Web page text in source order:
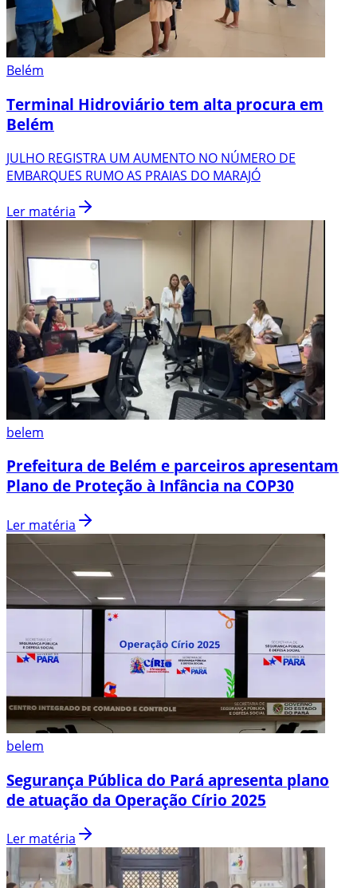
Belém
Terminal Hidroviário tem alta procura em
Belém
JULHO REGISTRA UM AUMENTO NO NÚMERO DE
EMBARQUES RUMO AS PRAIAS DO MARAJÓ
Ler matéria
belem
Prefeitura de Belém e parceiros apresentam
Plano de Proteção à Infância na COP30
Ler matéria
belem
Segurança Pública do Pará apresenta plano
de atuação da Operação Círio 2025
Ler matéria